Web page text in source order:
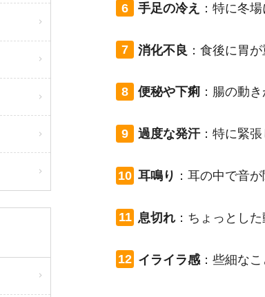
手足の冷え ：特に冬場
消化不良 ：食後に胃が
便秘や下痢 ： 腸の動き
過度な発汗：特に緊張
耳鳴り ：耳の中で音が
息切れ ： ちょっとした
イライラ感 ：些細なこ